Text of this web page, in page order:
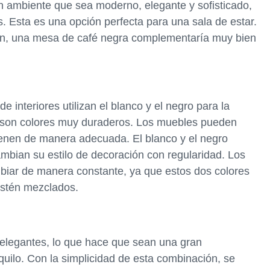
que sea moderno, elegante y sofisticado,
Esta es una opción perfecta para una sala de estar.
una mesa de café negra complementaría muy bien
interiores utilizan el blanco y el negro para la
colores muy duraderos. Los muebles pueden
de manera adecuada. El blanco y el negro
su estilo de decoración con regularidad. Los
de manera constante, ya que estos dos colores
mezclados.
lo que hace que sean una gran
Con la simplicidad de esta combinación, se